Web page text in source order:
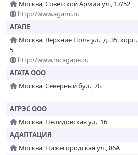
Москва, Советской Армии ул., 17/52
http://www.agami.ru
АГАПЕ
Москва, Верхние Поля ул., д. 35, корп.
5
http://www.mcagape.ru
АГАТА ООО
Москва, Северный бул., 7Б
АГРЭС ООО
Москва, Нелидовская ул., 16
АДАПТАЦИЯ
Москва, Нижегородская ул., 86А